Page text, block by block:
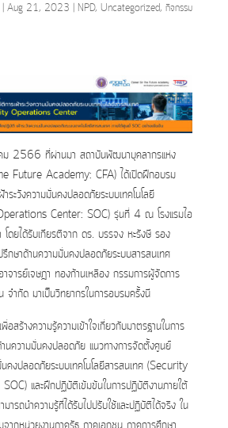
Aug 21, 2023 | NPD, Uncategorized, กิจกรรม
ม 2566 ที่ผ่านมา สถาบันพัฒนาบุคลากรแห่ง
Future Academy: CFA) ได้เปิดฝึกอบรม
ะวังความมั่นคงปลอดภัยระบบเทคโนโลยี
Center: SOC) รุ่นที่ 4 ณ โรงแรมไอ
ดยได้รับเกียรติจาก ดร. บรรจง หะรังษี รอง
กษาด้านความมั่นคงปลอดภัยระบบสารสนเทศ
จารย์เจษฎา ทองก้านเหลือง กรรมการผู้จัดการ
ำกัด มาเป็นวิทยากรในการอบรมครั้งนี
สร้างความรู้ความเข้าใจเกี่ยวกับมาตรฐานในการ
นความมั่นคงปลอดภัย แนวทางการจัดตั้งศูนย์
คงปลอดภัยระบบเทคโนโลยีสารสนเทศ (Security
และฝึกปฏิบัติเข้มข้นในการปฏิบัติงานภายใต้
ารถนำความรู้ที่ได้รับไปปรับใช้และปฏิบัติได้จริง ใน